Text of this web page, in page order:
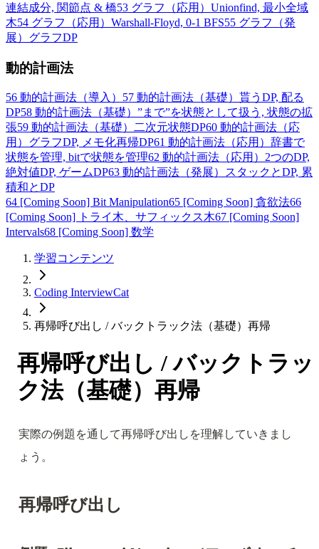
連結成分, 関節点 & 橋53 グラフ（応用）Unionfind, 最小全域
木54 グラフ（応用）Warshall-Floyd, 0-1 BFS55 グラフ（発
展）グラフDP
動的計画法
56 動的計画法（導入） 57 動的計画法（基礎）貰うDP, 配る
DP58 動的計画法（基礎）”まで”を状態として扱う, 状態の拡
張59 動的計画法（基礎）二次元状態DP60 動的計画法（応
用）グラフDP, メモ化再帰DP61 動的計画法（応用）辞書で
状態を管理, bitで状態を管理62 動的計画法（応用）2つのDP,
絶対値DP, ゲームDP63 動的計画法（発展）スタックとDP, 累
積和とDP
64 [Coming Soon] Bit Manipulation65 [Coming Soon] 貪欲法66
[Coming Soon] トライ木、サフィックス木67 [Coming Soon]
Intervals68 [Coming Soon] 数学
学習コンテンツ
Coding InterviewCat
再帰呼び出し / バックトラック法（基礎）再帰
再帰呼び出し / バックトラッ
ク法（基礎）再帰
実際の例題を通して再帰呼び出しを理解していきまし
ょう。
再帰呼び出し